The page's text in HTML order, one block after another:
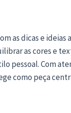
as dicas e ideias
as cores e
pessoal. Com
como peça